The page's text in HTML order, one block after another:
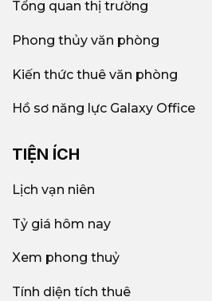
Tổng quan thị trường
Phong thủy văn phòng
Kiến thức thuê văn phòng
Hồ sơ năng lực Galaxy Office
TIỆN ÍCH
Lịch vạn niên
Tỷ giá hôm nay
Xem phong thuỷ
Tính diện tích thuê